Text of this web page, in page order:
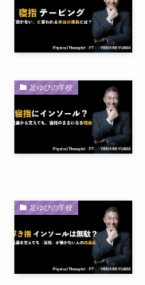
足ゆびの学校
足ゆびの学校